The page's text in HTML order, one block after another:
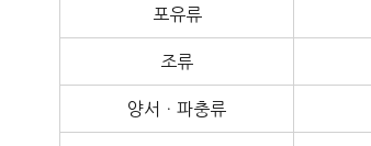
포유류
조류
양서ㆍ파충류